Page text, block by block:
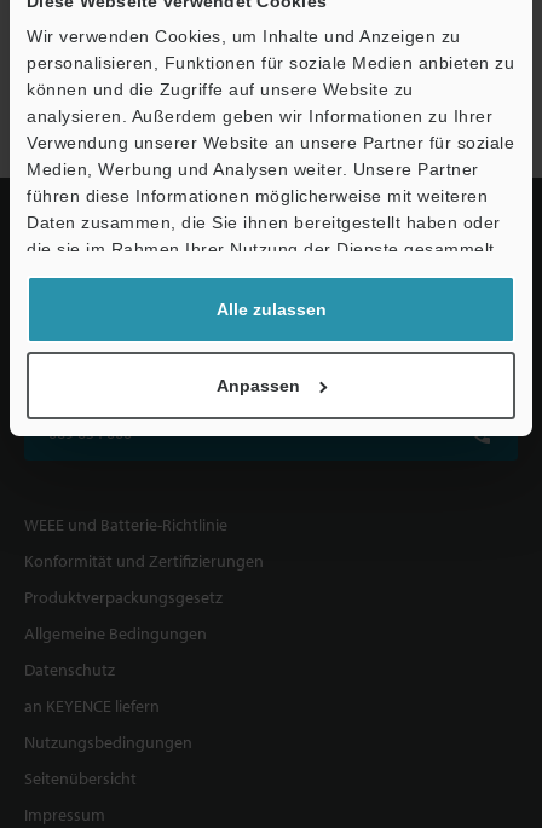
Wir verwenden Cookies, um Inhalte und Anzeigen zu
personalisieren, Funktionen für soziale Medien anbieten zu
können und die Zugriffe auf unsere Website zu
analysieren. Außerdem geben wir Informationen zu Ihrer
Verwendung unserer Website an unsere Partner für soziale
Medien, Werbung und Analysen weiter. Unsere Partner
führen diese Informationen möglicherweise mit weiteren
Daten zusammen, die Sie ihnen bereitgestellt haben oder
die sie im Rahmen Ihrer Nutzung der Dienste gesammelt
haben.
Alle zulassen
Anpassen
Modellreihe SJ-LF
De-Saint-Exupéry-Straße 3, 60549 Frankfurt am Main, Deutschland
069 654 000
WEEE und Batterie-Richtlinie
Konformität und Zertifizierungen
Produktverpackungsgesetz
Allgemeine Bedingungen
Datenschutz
an KEYENCE liefern
Nutzungsbedingungen
Seitenübersicht
Impressum